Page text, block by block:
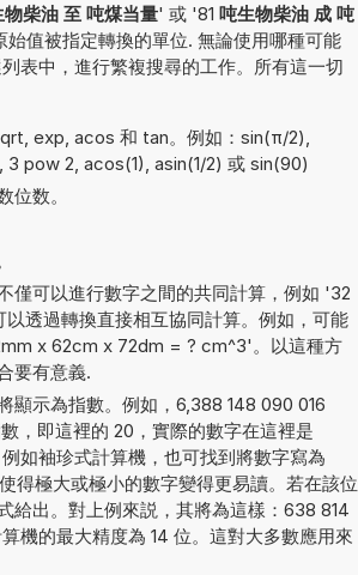
物柴油 至 吨煤当量' 或 '81 吨生物柴油 成 吨
值被指定轉換的單位. 無論使用哪種可能
表中，進行繁複搜尋的工作。所有這一切
exp, acos 和 tan。例如：sin(π/2),
pow 2, acos(1), asin(1/2) 或 sin(90)
数。
僅可以進行數字之間的共同計算，例如 '32
透過轉換直接相互協同計算。例如，可能
x 62cm x 72dm = ? cm^3'。以這種方
要有意義.
顯示為指數。例如，6,388 148 090 016
，即這裡的 20，實際的數字在這裡是
如袖珍式計算機，也可找到將數字寫為
得極大或極小的數字變得更易讀。若在該位
給出。對上例來説，其將為這樣：638 814
機的最大精度為 14 位。這對大多數應用來